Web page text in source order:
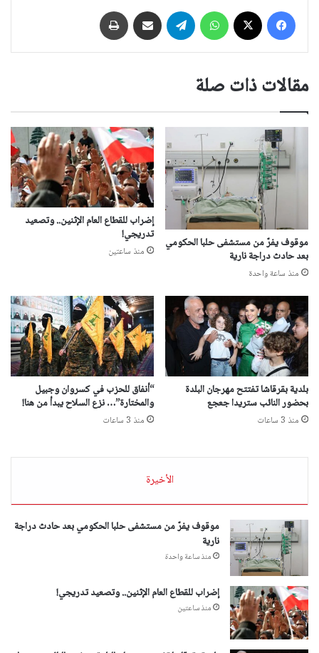
فيسبوك واتساب تيلقرام مشاركة عبر البريد
مقالات ذات صلة
موقوف يفرّ من مستشفى حلبا الحكومي
بعد حادث دراجة نارية
منذ ساعة واحدة
إضراب للقطاع العام الإثنين.. وتصعيد
تدريجي!
منذ ساعتين
بلدية بقرقاشا تفتتح مهرجان البلدة
بحضور النائب ستريدا جعجع
منذ 3 ساعات
“أنفاق للحزب في كسروان وجبيل
والمختارة”… نزع السلاح يبدأ من هنا!
منذ 3 ساعات
الأخيرة
موقوف يفرّ من مستشفى حلبا الحكومي بعد حادث دراجة
نارية
منذ ساعة واحدة
إضراب للقطاع العام الإثنين.. وتصعيد تدريجي!
منذ ساعتين